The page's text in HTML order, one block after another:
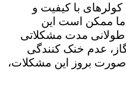
با کیفیت و
ممکن است این
طولانی مدت مشکلاتی
عدم خنک کنندگی
صورت بروز این مشکلات،